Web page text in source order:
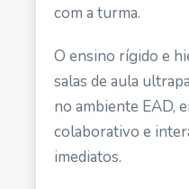
com a turma.
O ensino rígido e
salas de aula
no ambiente EAD,
colaborativo e
imediatos.